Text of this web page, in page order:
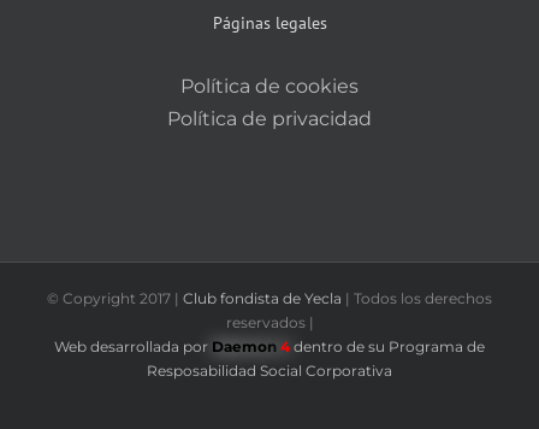
Páginas legales
Política de cookies
Política de privacidad
© Copyright 2017 | Club fondista de Yecla | Todos los derechos
reservados |
Web desarrollada por Daemon 4dentro de su Programa de
Resposabilidad Social Corporativa